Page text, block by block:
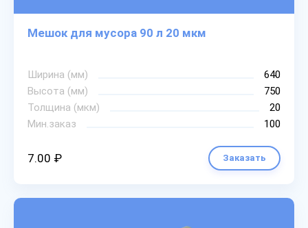
Мешок для мусора 90 л 20 мкм
Ширина (мм)
640
Высота (мм)
750
Толщина (мкм)
20
Мин.заказ
100
7.00 ₽ Заказать